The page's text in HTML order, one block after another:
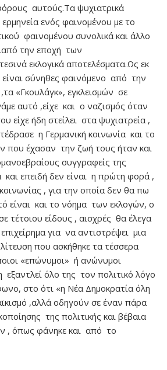
αυτούς.Τα ψυχιατρικά
ενός φαινομένου με το
φαινομένου συνολικά και άλλο
την εποχή των
εκλογικά αποτελέσματα.Ως εκ
είναι σύνηθες φαινόμενο από την
«Γκουλάγκ», εγκλεισμών σε
αυτό ,είχε και ο ναζισμός όταν
ήδη στείλει στα ψυχιατρεία ,
η Γερμανική κοινωνία και το
που έχασαν την ζωή τους ήταν και
συγγραφείς της
επειδή δεν είναι η πρώτη φορά ,
, για την οποία δεν θα πω
είναι και το νόημα των εκλογών, ο
τέτοιου είδους , αισχρές θα έλεγα
για να αντιστρέψει μια
που ασκήθηκε τα τέσσερα
«επώνυμοι» ή ανώνυμοι
όλο της τον πολιτικό λόγο
στο ότι «η Νέα Δημοκρατία όλη
,αλλά οδηγούν σε έναν πάρα
της πολιτικής και βέβαια
, όπως φάνηκε και από το